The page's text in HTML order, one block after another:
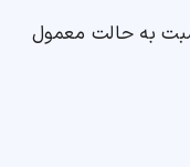
به حالت معمول